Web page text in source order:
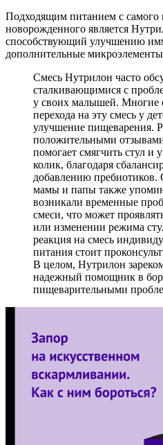
Подходящим питанием с самого
новорожденного является
способствующий улучшению
дополнительные
Смесь Нутрилон часто
сталкивающимися с
у своих малышей. Многие
перехода на эту смесь у
улучшение пищеварения.
положительными
помогает смягчить стул и
колик, благодаря
добавлению пребиотиков.
мамы и папы также
возникали временные
смеси, что может
или изменении режима
реакция на смесь
питания стоит
В целом, Нутрилон
надежный помощник в
пищеварительными